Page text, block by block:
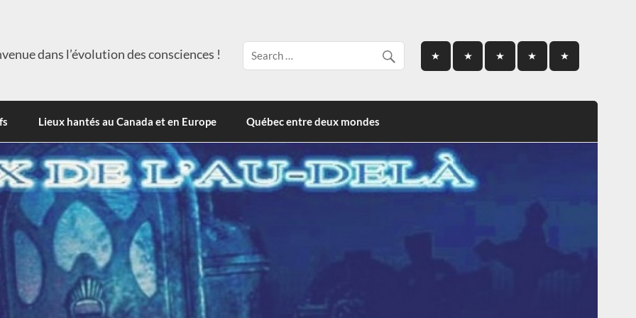
dans l’évolution des consciences !
Lieux hantés au Canada et en Europe Québec entre deux mondes